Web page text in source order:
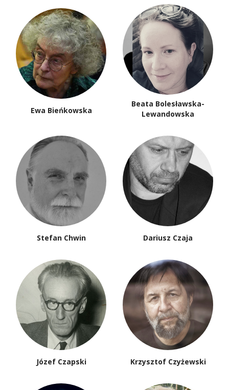
Ewa Bieńkowska
Beata Bolesławska-
Lewandowska
Stefan Chwin Dariusz Czaja
Józef Czapski Krzysztof Czyżewski